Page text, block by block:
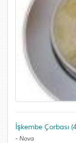
İşkembe Çorbası
- Nova